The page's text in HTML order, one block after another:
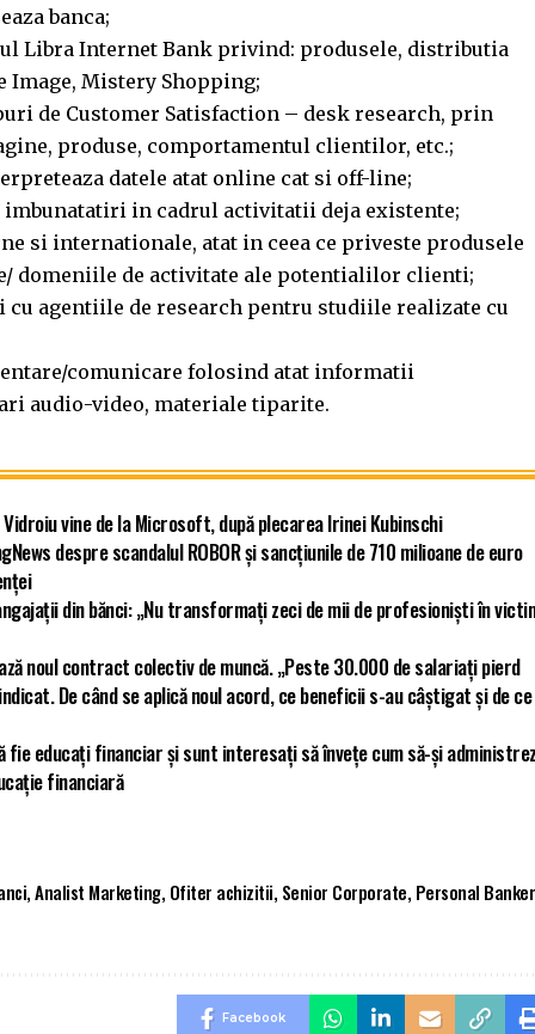
banca;
Libra Internet Bank privind: produsele, distributia
Image, Mistery Shopping;
de Customer Satisfaction – desk research, prin
produse, comportamentul clientilor, etc.;
datele atat online cat si off-line;
in cadrul activitatii deja existente;
si internationale, atat in ceea ce priveste produsele
domeniile de activitate ale potentialilor clienti;
agentiile de research pentru studiile realizate cu
comunicare folosind atat informatii
audio-video, materiale tiparite.
vine de la Microsoft, după plecarea Irinei Kubinschi
despre scandalul ROBOR și sancțiunile de 710 milioane de euro
din bănci: „Nu transformați zeci de mii de profesioniști în
noul contract colectiv de muncă. „Peste 30.000 de salariați pierd
De când se aplică noul acord, ce beneficii s-au câștigat și de ce
fie educați financiar și sunt interesați să învețe cum să-și
financiară
,Analist Marketing, Ofiter achizitii, Senior Corporate, Personal Banker
Facebook